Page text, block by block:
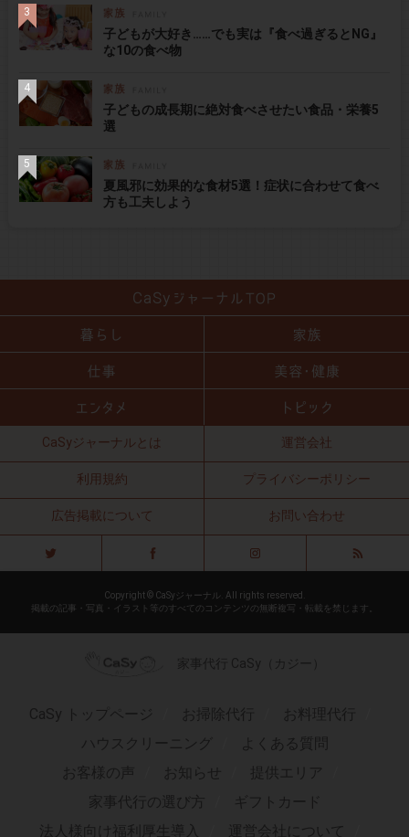
子どもが大好き……でも実は『食べ過ぎるとNG』
な10の食べ物
子どもの成長期に絶対食べさせたい食品・栄養5
選
夏風邪に効果的な食材5選！症状に合わせて食べ
方も工夫しよう
CaSyジャーナルとは 運営会社
利用規約 プライバシーポリシー
広告掲載について お問い合わせ
Copyright © CaSyジャーナル. All rights reserved.
掲載の記事・写真・イラスト等のすべてのコンテンツの無断複写・転載を禁じます。
家事代行 CaSy（カジー）
CaSy トップページ お掃除代行
お料理代行
ハウスクリーニング
よくある質問
お客様の声
お知らせ
提供エリア
家事代行の選び方
ギフトカード
法人様向け福利厚生導入
運営会社について